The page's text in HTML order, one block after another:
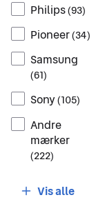
Philips(93)
Pioneer(34)
Samsung
(61)
Sony(105)
Andre
mærker
(222)
Vis alle